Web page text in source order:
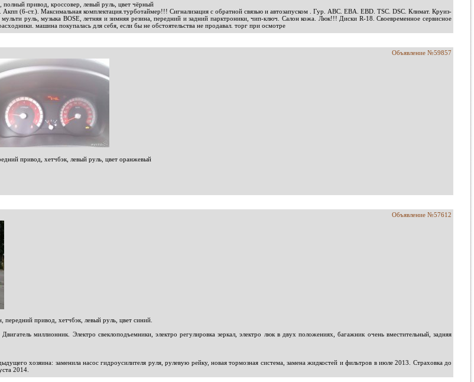
привод, кроссовер, левый руль, цвет чёрный
(6-ст.). Максимальная комплектация.турботаймер!!! Сигнализация с обратной связью и автозапуском . Гур. АВС. EBA. EBD. TSC. DSC. Климат. Круиз-
мульти руль, музыка BOSE, летняя и зимняя резина, передний и задний парктроники, чип-ключ. Салон кожа. Люк!!! Диски R-18. Своевременное сервисное
машина покупалась для себя, если бы не обстоятельства не продавал. торг при осмотре
Объявление №59857
привод, хетчбэк, левый руль, цвет оранжевый
Объявление №57612
привод, хетчбэк, левый руль, цвет синий.
миллионник. Электро свеклоподъемники, электро регулировка зеркал, электро люк в двух положениях, багажник очень вместительный, задняя
хозяина: заменила насос гидроусилителя руля, рулевую рейку, новая тормозная система, замена жидкостей и фильтров в июле 2013. Страховка до
2014.